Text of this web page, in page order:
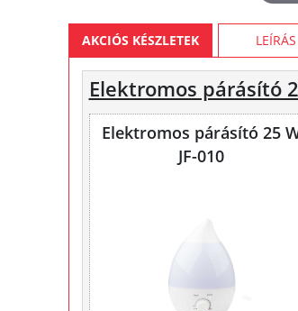
AKCIÓS KÉSZLETEK LEÍRÁS
Elektromos párásító
Elektromos párásító 25
JF-010